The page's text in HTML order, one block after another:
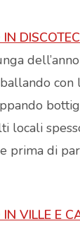
locali
prima di
VILLE E